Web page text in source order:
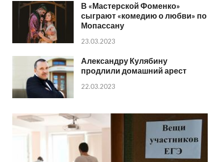
В «Мастерской Фоменко»
сыграют «комедию о любви» по
Мопассану
23.03.2023
Александру Кулябину
продлили домашний арест
22.03.2023